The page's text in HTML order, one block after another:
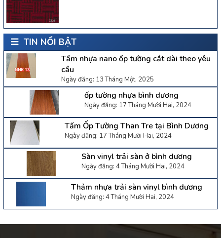
TIN NỔI BẬT
Tấm nhựa nano ốp tường cắt dài theo yêu
cầu
Ngày đăng: 13 Tháng Một, 2025
ốp tường nhựa bình dương
Ngày đăng: 17 Tháng Mười Hai, 2024
Tấm Ốp Tường Than Tre tại Bình Dương
Ngày đăng: 17 Tháng Mười Hai, 2024
Sàn vinyl trải sàn ở bình dương
Ngày đăng: 4 Tháng Mười Hai, 2024
Thảm nhựa trải sàn vinyl bình dương
Ngày đăng: 4 Tháng Mười Hai, 2024